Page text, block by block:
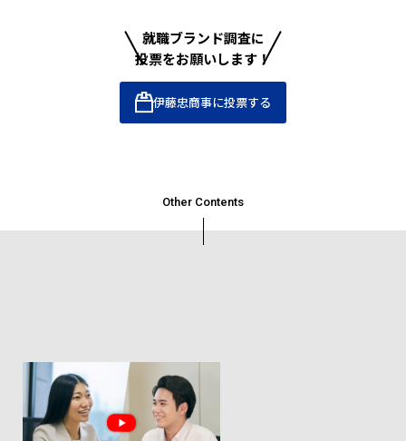
就職ブランド調査に
投票をお願いします！
伊藤忠商事に投票する
Other Contents